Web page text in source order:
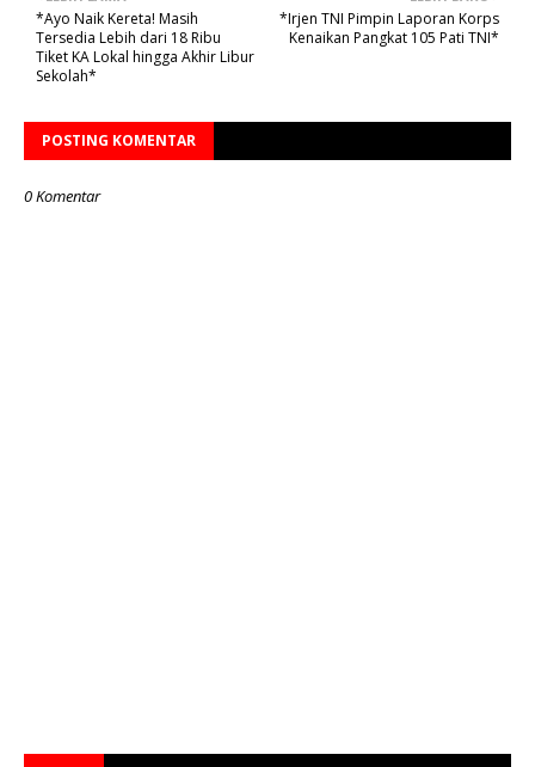
*Irjen TNI Pimpin Laporan Korps
Kenaikan Pangkat 105 Pati TNI*
*Ayo Naik Kereta! Masih
Tersedia Lebih dari 18 Ribu
Tiket KA Lokal hingga Akhir Libur
Sekolah*
POSTING KOMENTAR
0 Komentar